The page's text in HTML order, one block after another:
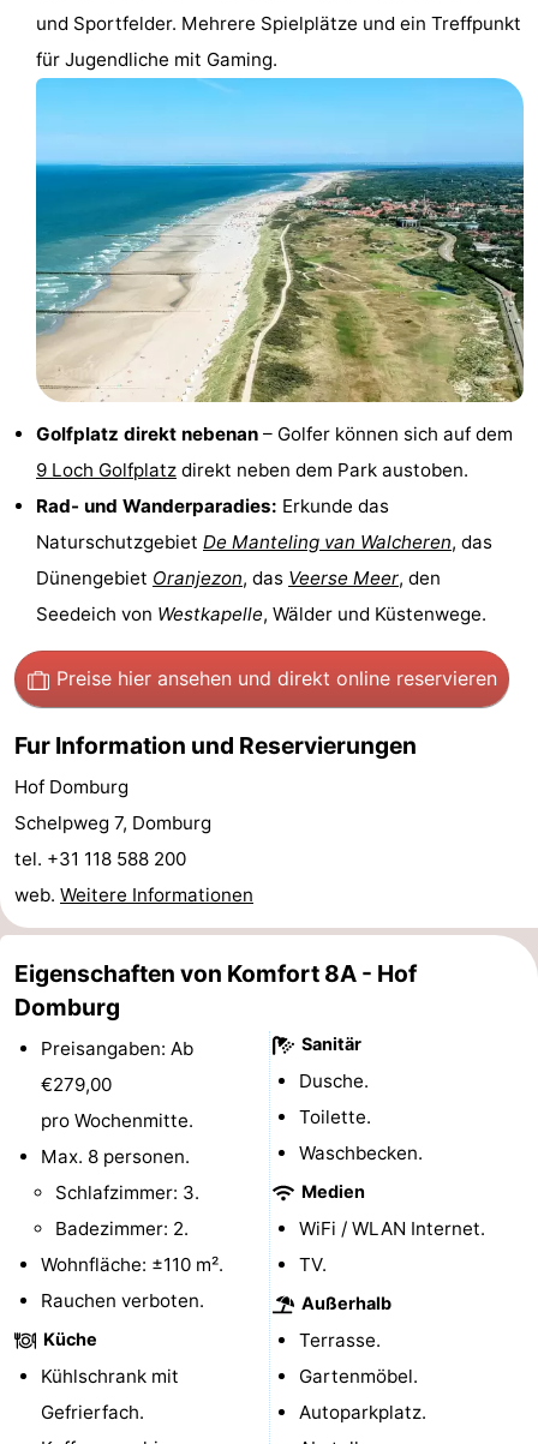
Städte
Natur
Führungen
Schwimmbader
Radfahren
Wandern
Reiten
Reitschulen
Golfplatze
-
Sportangeln
Mondriaan
Toorop
Essen
trinken
Ringstechen
Praktisch
Forum
-
Parken
Reisebuchshop
Adressen
Region
Schouwen-
Renesse
-
und Sportfelder. Mehrere Spielplätze und ein Treffpunkt
für Jugendliche mit Gaming.
Golfplatz direkt nebenan – Golfer können sich auf dem
9 Loch Golfplatz direkt neben dem Park austoben.
Rad- und Wanderparadies: Erkunde das
Naturschutzgebiet De Manteling van Walcheren, das
Dünengebiet Oranjezon, das Veerse Meer, den
Seedeich von Westkapelle, Wälder und Küstenwege.
Preise hier ansehen und direkt online reservieren
Fur Information und Reservierungen
Hof Domburg
Schelpweg 7, Domburg
tel. +31 118 588 200
web. Weitere Informationen
Eigenschaften von Komfort 8A - Hof
Domburg
Preisangaben: Ab
€279,00
pro Wochenmitte.
Max. 8 personen.
Schlafzimmer: 3.
Badezimmer: 2.
Wohnfläche: ±110 m².
Rauchen verboten.
Küche
Kühlschrank mit
Gefrierfach.
Sanitär
Dusche.
Toilette.
Waschbecken.
Medien
WiFi / WLAN Internet.
TV.
Außerhalb
Terrasse.
Gartenmöbel.
Autoparkplatz.